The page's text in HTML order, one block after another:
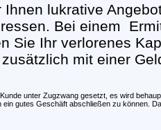
Ihnen lukrative
Bei einem
Sie Ihr verlorenes
mit einer
unter Zugzwang gesetzt, es wird
ein gutes Geschäft abschließen zu können.